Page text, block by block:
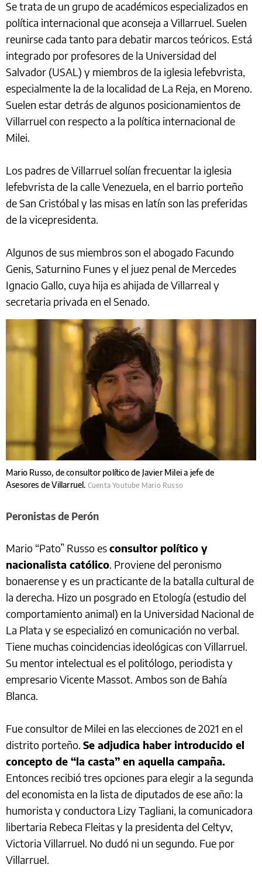
Se trata de un grupo de académicos especializados en
política internacional que aconseja a Villarruel. Suelen
reunirse cada tanto para debatir marcos teóricos. Está
integrado por profesores de la Universidad del
Salvador (USAL) y miembros de la iglesia lefebvrista,
especialmente la de la localidad de La Reja, en Moreno.
Suelen estar detrás de algunos posicionamientos de
Villarruel con respecto a la política internacional de
Milei.
Los padres de Villarruel solían frecuentar la iglesia
lefebvrista de la calle Venezuela, en el barrio porteño
de San Cristóbal y las misas en latín son las preferidas
de la vicepresidenta.
Algunos de sus miembros son el abogado Facundo
Genis, Saturnino Funes y el juez penal de Mercedes
Ignacio Gallo, cuya hija es ahijada de Villarreal y
secretaria privada en el Senado.
Mario Russo, de consultor político de Javier Milei a jefe de
Asesores de Villarruel. Cuenta Youtube Mario Russo
Peronistas de Perón
Mario “Pato” Russo esconsultor político y
nacionalista católico. Proviene del peronismo
bonaerense y es un practicante de la batalla cultural de
la derecha. Hizo un posgrado en Etología (estudio del
comportamiento animal) en la Universidad Nacional de
La Plata y se especializó en comunicación no verbal.
Tiene muchas coincidencias ideológicas con Villarruel.
Su mentor intelectual es el politólogo, periodista y
empresario Vicente Massot. Ambos son de Bahía
Blanca.
Fue consultor de Milei en las elecciones de 2021 en el
distrito porteño. Se adjudica haber introducido el
concepto de “la casta” en aquella campaña.
Entonces recibió tres opciones para elegir a la segunda
del economista en la lista de diputados de ese año: la
humorista y conductora Lizy Tagliani, la comunicadora
libertaria Rebeca Fleitas y la presidenta del Celtyv,
Victoria Villarruel. No dudó ni un segundo. Fue por
Villarruel.